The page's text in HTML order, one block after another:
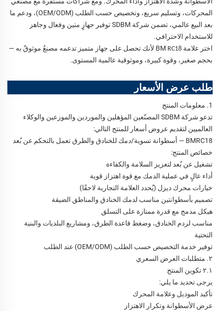
المحركات، وتسليم سريع، وتخصيص حسب الطلب (OEM/ODM)، ودعم ما
بعد البيع عالمي، تضمن شركة SDBM توفير جهازٍ متين وفعال وجاهز
للاستخدام الاحترافي.
اختر علامة BM RC18
لأنك تحصل على جهاز متميز تدعمه مصنعٌ موثوقٌ به —
بحجم صغير، وقوة كبيرة، وموثوقية عالمية المستوى.
طلب عرض الأسعار
1. معلومات المنتج
تدعو شركة SDBM المصنّعين المؤهلين والموردين والموزعين والوكلاء
العالميين لتقديم عروض أسعار للمنتج التالي:
BMRC18 — أسطوانة تسوية/دمك للخنادق والطرق تعمل بالتحكم عن بُعد
خصائص المنتج:
تشغيل عن بُعد لتعزيز السلامة والكفاءة
أداء عالٍ في عملية الدمك مع قوة اهتزاز قوية
خيارات محرك ديزل (يُحدد العلامة التجارية لاحقًا)
تصميم بأسطوانتين مناسب لدمك الخنادق والمناطق الضيقة
هيكل مدمج مع قدرة ممتازة على التسلق
مناسب لردم الخنادق، وضغط قاعدة الطرق، ومشاريع البلديات والبنية
التحتية
توفير خدمة التخصيص حسب الطلب (OEM/ODM) عند الطلب
٢. متطلبات العرض السعري
٢.١ تكوين المنتج
يرجى تحديد ما يلي:
تأكيد الموديل وعلامة المحرك
عرض الأسطوانة وتكرار الاهتزاز